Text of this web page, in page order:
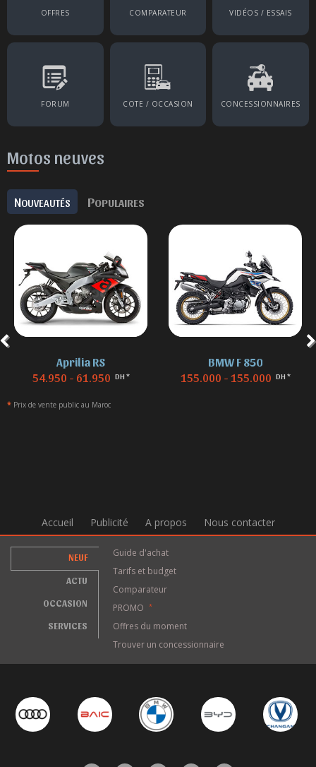
OFFRES COMPARATEUR VIDÉOS / ESSAIS
FORUM COTE / OCCASION CONCESSIONNAIRES
Motos neuves
NOUVEAUTÉS POPULAIRES
Aprilia RS
54.950 - 61.950 DH *
BMW F 850
155.000 - 155.000 DH *
* Prix de vente public au Maroc
Accueil Publicité A propos Nous contacter
NEUF
ACTU
OCCASION
SERVICES
Guide d'achat
Tarifs et budget
Comparateur
PROMO
*
Offres du moment
Trouver un concessionnaire